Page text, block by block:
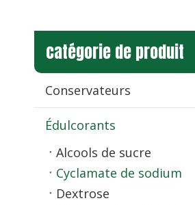
catégorie de produit
Conservateurs
Édulcorants
Alcools de sucre
Cyclamate de sodium
Dextrose